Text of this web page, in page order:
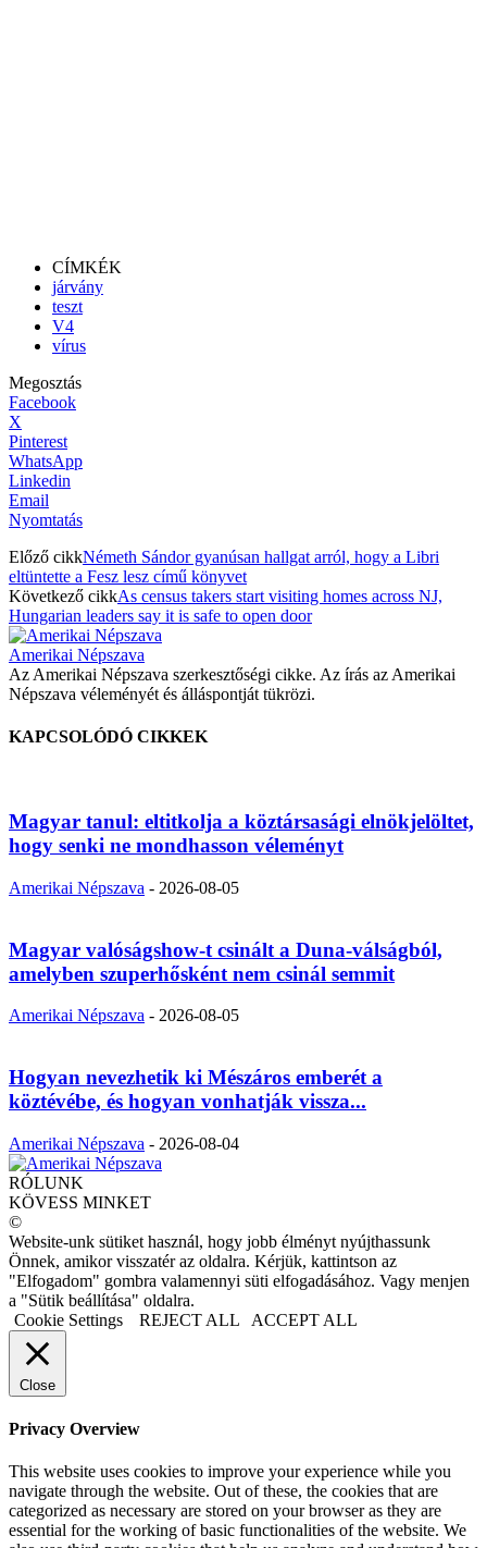
CÍMKÉK
járvány
teszt
V4
vírus
Megosztás
Facebook
X
Pinterest
WhatsApp
Linkedin
Email
Nyomtatás
Előző cikkNémeth Sándor gyanúsan hallgat arról, hogy a Libri
eltüntette a Fesz lesz című könyvet
Következő cikkAs census takers start visiting homes across NJ,
Hungarian leaders say it is safe to open door
Amerikai Népszava
Az Amerikai Népszava szerkesztőségi cikke. Az írás az Amerikai
Népszava véleményét és álláspontját tükrözi.
KAPCSOLÓDÓ CIKKEK
Magyar tanul: eltitkolja a köztársasági elnökjelöltet,
hogy senki ne mondhasson véleményt
Amerikai Népszava - 2026-08-05
Magyar valóságshow-t csinált a Duna-válságból,
amelyben szuperhősként nem csinál semmit
Amerikai Népszava - 2026-08-05
Hogyan nevezhetik ki Mészáros emberét a
köztévébe, és hogyan vonhatják vissza...
Amerikai Népszava - 2026-08-04
RÓLUNK
KÖVESS MINKET
©
Website-unk sütiket használ, hogy jobb élményt nyújthassunk
Önnek, amikor visszatér az oldalra. Kérjük, kattintson az
"Elfogadom" gombra valamennyi süti elfogadásához. Vagy menjen
a "Sütik beállítása" oldalra.
Cookie Settings
REJECT ALL ACCEPT ALL
Close
Privacy Overview
This website uses cookies to improve your experience while you
navigate through the website. Out of these, the cookies that are
categorized as necessary are stored on your browser as they are
essential for the working of basic functionalities of the website. We